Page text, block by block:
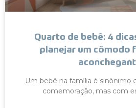
Quarto de bebê: 4
planejar um cômodo
Um bebê na família é sinônimo
comemoração, mas com